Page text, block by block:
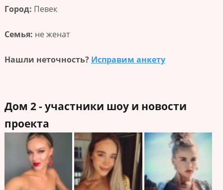
Город: Певек
Семья: не женат
Нашли неточность? Исправим анкету
Дом 2 - участники шоу и новости
проекта